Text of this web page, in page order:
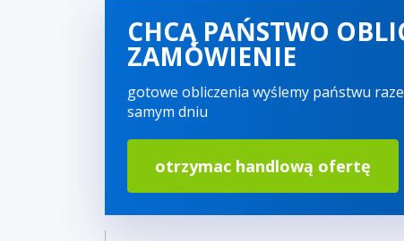
CHCĄ PAŃSTWO
ZAMÓWIENIE
gotowe obliczenia wyślemy państwu
samym dniu
otrzymac handlową ofertę